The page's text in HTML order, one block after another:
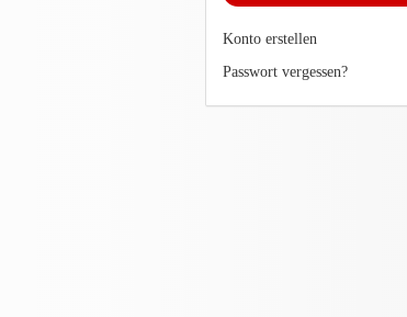
Konto erstellen
Passwort vergessen?